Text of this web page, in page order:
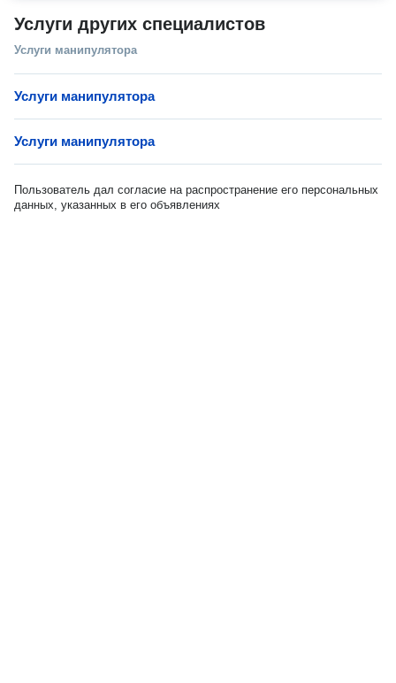
Услуги других специалистов
Услуги манипулятора
Услуги манипулятора
Услуги манипулятора
Пользователь дал согласие на распространение его персональных
данных, указанных в его объявлениях